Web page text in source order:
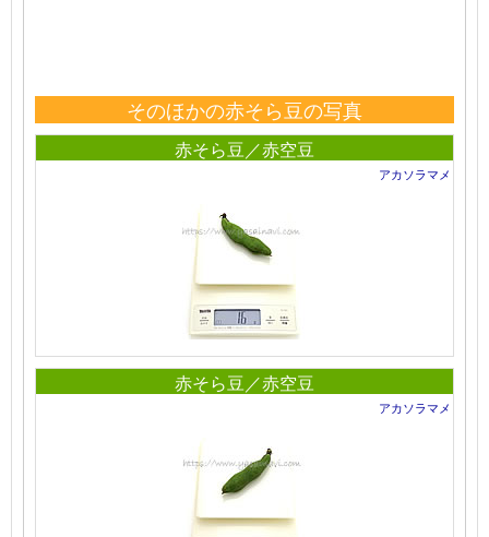
そのほかの赤そら豆の写真
赤そら豆／赤空豆
アカソラマメ
赤そら豆／赤空豆
アカソラマメ